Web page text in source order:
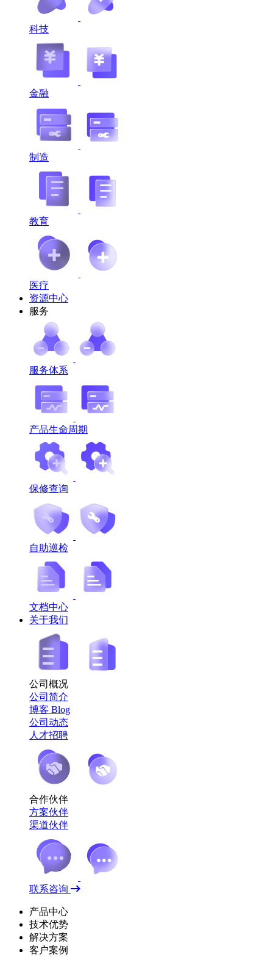
科技
金融
制造
教育
医疗
资源中心
服务
服务体系
产品生命周期
保修查询
自助巡检
文档中心
关于我们
公司概况
公司简介
博客 Blog
公司动态
人才招聘
合作伙伴
方案伙伴
渠道伙伴
联系咨询
产品中心
技术优势
解决方案
客户案例